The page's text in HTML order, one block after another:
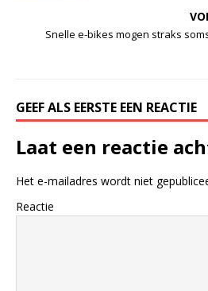
Snelle e-bikes mogen straks
GEEF ALS EERSTE EEN REACTIE
Laat een reactie
Het e-mailadres wordt niet
Reactie